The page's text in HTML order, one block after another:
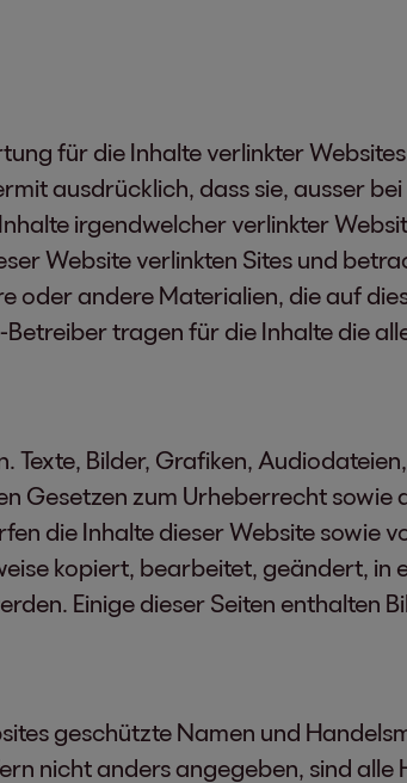
für die Inhalte verlinkter
ausdrücklich, dass sie, ausser
irgendwelcher verlinkter
Website verlinkten Sites und
oder andere Materialien, die auf
tragen für die Inhalte die
Texte, Bilder, Grafiken,
Gesetzen zum Urheberrecht
die Inhalte dieser Website sowie
kopiert, bearbeitet, geändert,
Einige dieser Seiten enthalten
geschützte Namen und
nicht anders angegeben, sind alle